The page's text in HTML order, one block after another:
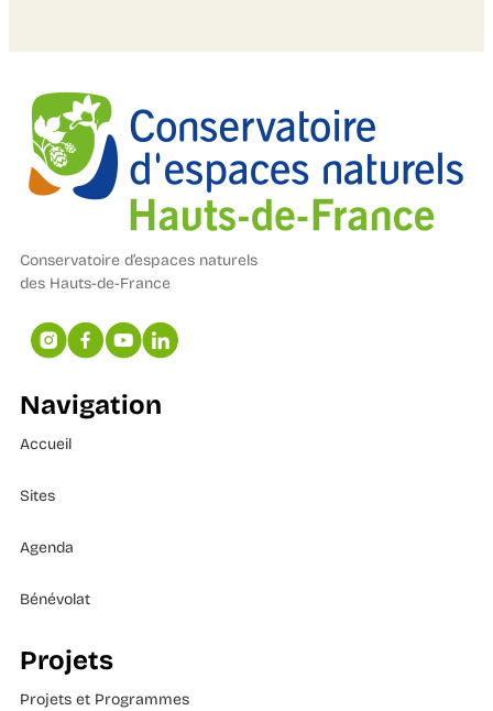
Conservatoire d’espaces naturels
des Hauts-de-France
Navigation
Accueil
Sites
Agenda
Bénévolat
Projets
Projets et Programmes